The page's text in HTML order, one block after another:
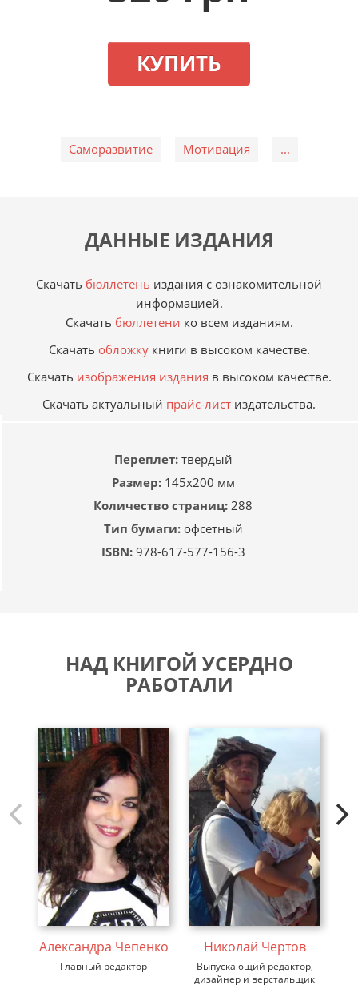
КУПИТЬ
Саморазвитие Мотивация ...
ДАННЫЕ ИЗДАНИЯ
Скачать бюллетень издания с ознакомительной
информацией.
Скачать бюллетени ко всем изданиям.
Скачать обложкукниги в высоком качестве.
Скачать изображения издания в высоком качестве.
Скачать актуальный прайс-лист издательства.
Переплет:твердый
Размер:145х200 мм
Количество страниц: 288
Тип бумаги:офсетный
ISBN:978-617-577-156-3
НАД КНИГОЙ УСЕРДНО
РАБОТАЛИ
Александра Чепенко
Главный редактор
Николай Чертов
Выпускающий редактор,
дизайнер и верстальщик